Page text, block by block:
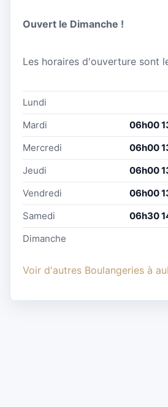
Ouvert le Dimanche !
Les horaires d'ouverture sont
Lundi
Mardi
06h00
Mercredi
06h00
Jeudi
06h00
Vendredi
06h00
Samedi
06h30
Dimanche
Voir d'autres Boulangeries à